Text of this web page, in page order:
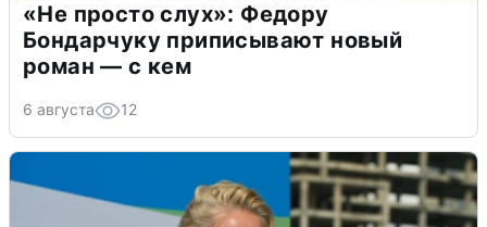
«Не просто слух»: Федору
Бондарчуку приписывают новый
роман — с кем
6 августа 12